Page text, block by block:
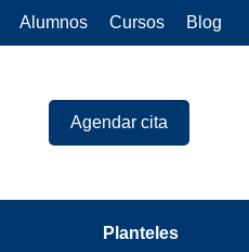
Alumnos Cursos Blog
Agendar cita
Planteles